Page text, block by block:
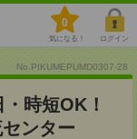
0
気になる！ ログイン
No.PIKUMEPUMD0307-28
時短OK！
ンター